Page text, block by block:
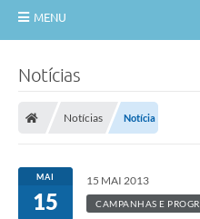
MENU
SECRETARIA E DEPARTAMENTOS
Planos Municipais
Notícias
Notícias Notícia
MAI
15
15 MAI 2013
CAMPANHAS E